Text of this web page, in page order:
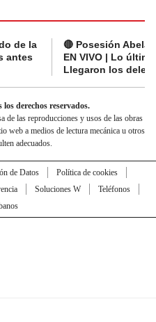
de la
antes
🔴 Posesión
EN VIVO | Lo
Llegaron los
derechos reservados.
las reproducciones y usos de las obras
web a medios de lectura mecánica u otros
adecuados.
de Datos
Política de cookies
Soluciones W
Teléfonos